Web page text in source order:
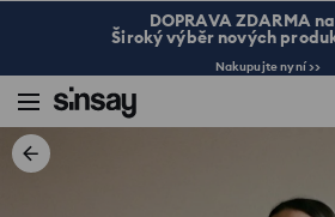
DOPRAVA ZDARMA
Široký výběr nových
Nakupujte nyní >>